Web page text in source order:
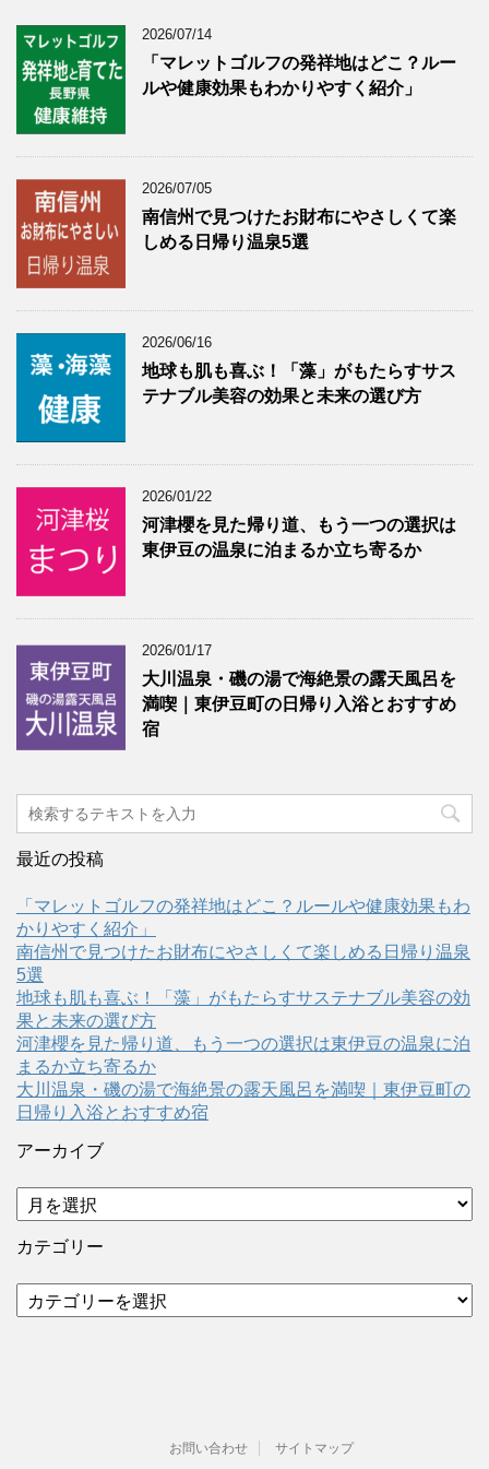
2026/07/14
「マレットゴルフの発祥地はどこ？ルー
ルや健康効果もわかりやすく紹介」
2026/07/05
南信州で見つけたお財布にやさしくて楽
しめる日帰り温泉5選
2026/06/16
地球も肌も喜ぶ！「藻」がもたらすサス
テナブル美容の効果と未来の選び方
2026/01/22
河津櫻を見た帰り道、もう一つの選択は
東伊豆の温泉に泊まるか立ち寄るか
2026/01/17
大川温泉・磯の湯で海絶景の露天風呂を
満喫｜東伊豆町の日帰り入浴とおすすめ
宿
最近の投稿
「マレットゴルフの発祥地はどこ？ルールや健康効果もわ
かりやすく紹介」
南信州で見つけたお財布にやさしくて楽しめる日帰り温泉
5選
地球も肌も喜ぶ！「藻」がもたらすサステナブル美容の効
果と未来の選び方
河津櫻を見た帰り道、もう一つの選択は東伊豆の温泉に泊
まるか立ち寄るか
大川温泉・磯の湯で海絶景の露天風呂を満喫｜東伊豆町の
日帰り入浴とおすすめ宿
アーカイブ
ア
ー
カ
ブ
カテゴリー
テ
お問い合わせ サイトマップ